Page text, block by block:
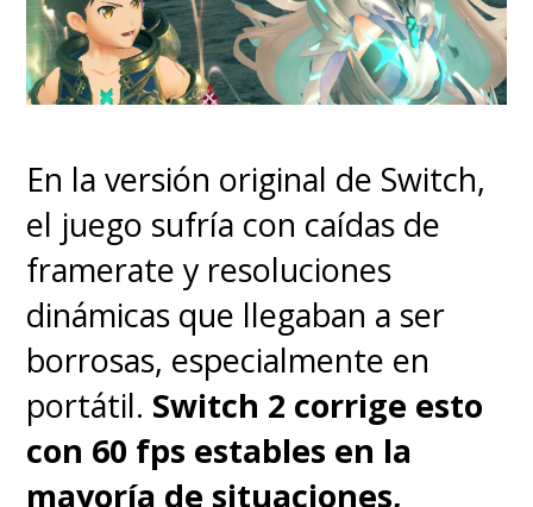
que termina agotando.
La historia es caótica y la
En la versión original de Switch,
el juego sufría con caídas de
framerate y resoluciones
dinámicas que llegaban a ser
borrosas, especialmente en
portátil. Switch 2 corrige esto
con 60 fps estables en la
mayoría de situaciones,